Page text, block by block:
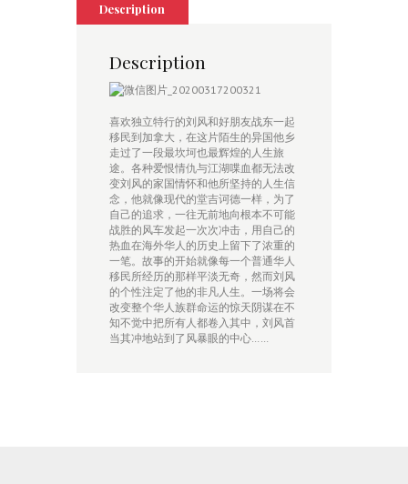
Description
Description
喜欢独立特行的刘风和好朋友战东一起
移民到加拿大，在这片陌生的异国他乡
走过了一段最坎坷也最辉煌的人生旅
途。各种爱恨情仇与江湖喋血都无法改
变刘风的家国情怀和他所坚持的人生信
念，他就像现代的堂吉诃德一样，为了
自己的追求，一往无前地向根本不可能
战胜的风车发起一次次冲击，用自己的
热血在海外华人的历史上留下了浓重的
一笔。故事的开始就像每一个普通华人
移民所经历的那样平淡无奇，然而刘风
的个性注定了他的非凡人生。一场将会
改变整个华人族群命运的惊天阴谋在不
知不觉中把所有人都卷入其中，刘风首
当其冲地站到了风暴眼的中心……